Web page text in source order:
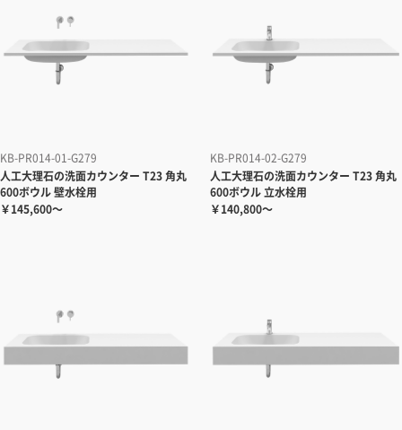
KB-PR014-01-G279
人工大理石の洗面カウンター T23 角丸
600ボウル 壁水栓用
￥145,600～
KB-PR014-02-G279
人工大理石の洗面カウンター T23 角丸
600ボウル 立水栓用
￥140,800～